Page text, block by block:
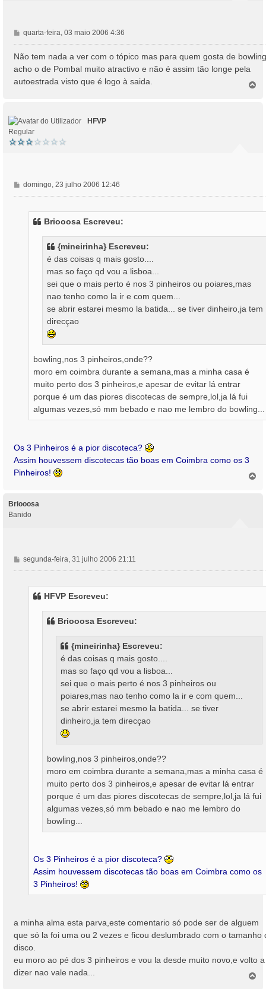
M
e
n
a
g
quarta-feira, 03 maio 2006 4:36
Não tem nada a ver com o tópico mas para quem gosta de bowling
acho o de Pombal muito atractivo e não é assim tão longe pela
autoestrada visto que é logo à saida.
HFVP
Regular
M
e
domingo, 23 julho 2006 12:46
Briooosa Escreveu:
{mineirinha} Escreveu:
é das coisas q mais gosto....
mas so faço qd vou a lisboa...
sei que o mais perto é nos 3 pinheiros ou poiares,mas
nao tenho como la ir e com quem...
se abrir estarei mesmo la batida... se tiver dinheiro,ja tem
direcçao
bowling,nos 3 pinheiros,onde??
moro em coimbra durante a semana,mas a minha casa é
muito perto dos 3 pinheiros,e apesar de evitar lá entrar
porque é um das piores discotecas de sempre,lol,ja lá fui
algumas vezes,só mm bebado e nao me lembro do bowling...
Os 3 Pinheiros é a pior discoteca?
Assim houvessem discotecas tão boas em Coimbra como os 3
Pinheiros!
Briooosa
Banido
M
e
segunda-feira, 31 julho 2006 21:11
HFVP Escreveu:
Briooosa Escreveu:
{mineirinha} Escreveu:
é das coisas q mais gosto....
mas so faço qd vou a lisboa...
sei que o mais perto é nos 3 pinheiros ou
poiares,mas nao tenho como la ir e com quem...
se abrir estarei mesmo la batida... se tiver
dinheiro,ja tem direcçao
bowling,nos 3 pinheiros,onde??
moro em coimbra durante a semana,mas a minha casa é
muito perto dos 3 pinheiros,e apesar de evitar lá entrar
porque é um das piores discotecas de sempre,lol,ja lá fui
algumas vezes,só mm bebado e nao me lembro do
bowling...
Os 3 Pinheiros é a pior discoteca?
Assim houvessem discotecas tão boas em Coimbra como os
3 Pinheiros!
a minha alma esta parva,este comentario só pode ser de alguem
que só la foi uma ou 2 vezes e ficou deslumbrado com o tamanho
disco.
eu moro ao pé dos 3 pinheiros e vou la desde muito novo,e volto a
dizer nao vale nada...